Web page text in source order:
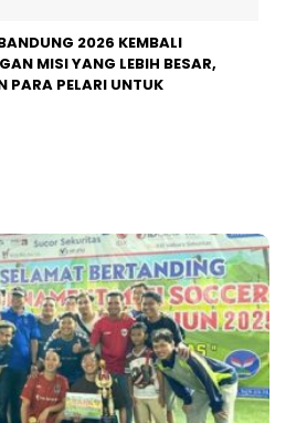
2026 KEMBALI
MISI YANG LEBIH BESAR,
PARA PELARI UNTUK